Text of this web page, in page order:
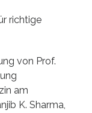
richtige
von Prof.
am
K. Sharma,